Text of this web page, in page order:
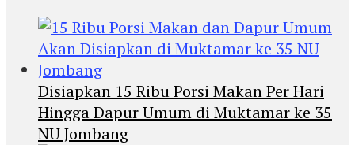
Disiapkan 15 Ribu Porsi Makan Per Hari
Hingga Dapur Umum di Muktamar ke 35
NU Jombang